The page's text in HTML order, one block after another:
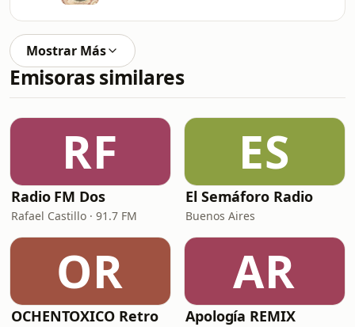
Mostrar Más
Emisoras similares
RF
Radio FM Dos
Rafael Castillo · 91.7 FM
ES
El Semáforo Radio
Buenos Aires
OR
OCHENTOXICO Retro
AR
Apología REMIX